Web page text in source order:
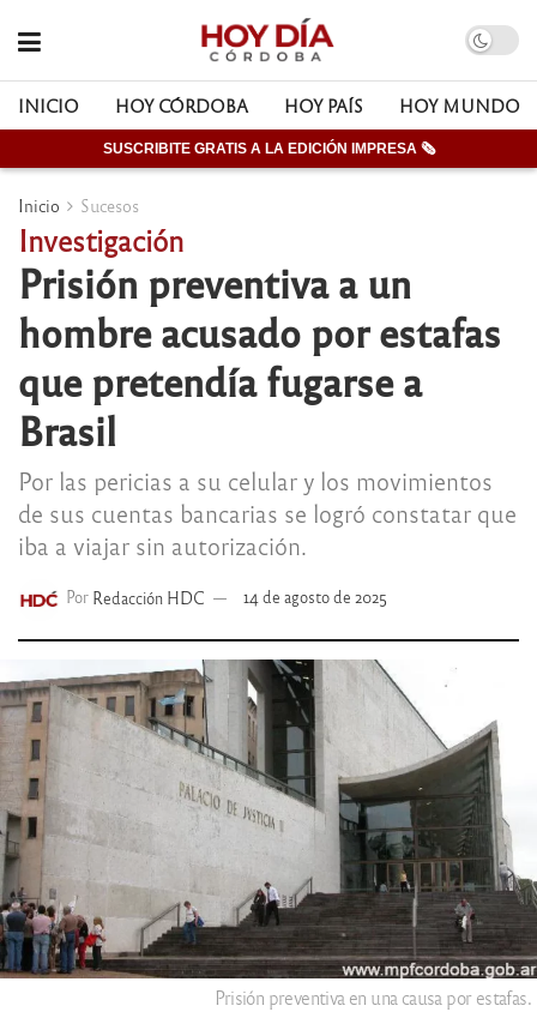
INICIO HOY CÓRDOBA HOY PAÍS HOY MUNDO
SUSCRIBITE GRATIS A LA EDICIÓN IMPRESA 🗞
Inicio Sucesos
Investigación
Prisión preventiva a un
hombre acusado por estafas
que pretendía fugarse a
Brasil
Por las pericias a su celular y los movimientos
de sus cuentas bancarias se logró constatar que
iba a viajar sin autorización.
Por Redacción HDC 14 de agosto de 2025
Prisión preventiva en una causa por estafas.